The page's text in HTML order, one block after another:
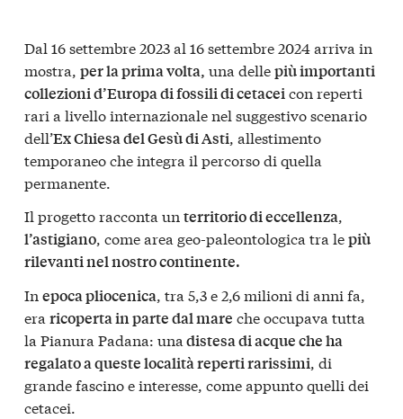
Dal 16 settembre 2023 al 16 settembre 2024 arriva in
mostra, per la prima volta, una dellepiù importanti
collezioni d’Europa di fossili di cetaceicon reperti
rari a livello internazionale nel suggestivo scenario
dell’Ex Chiesa del Gesù di Asti, allestimento
temporaneo che integra il percorso di quella
permanente.
Il progetto racconta un territorio di eccellenza,
l’astigiano, come area geo-paleontologica tra lepiù
rilevanti nel nostro continente.
In epoca pliocenica, tra 5,3 e 2,6 milioni di anni fa,
era ricoperta in parte dal mare che occupava tutta
la Pianura Padana: una distesa di acque che ha
regalato a queste località reperti rarissimi, di
grande fascino e interesse, come appunto quelli dei
cetacei.